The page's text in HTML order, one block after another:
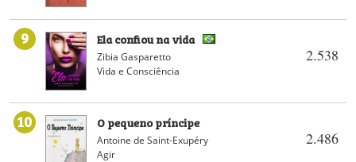
9
2.538
Ela confiou na vida
Zibia Gasparetto
Vida e Consciência
10
2.486
O pequeno príncipe
Antoine de Saint-Exupéry
Agir